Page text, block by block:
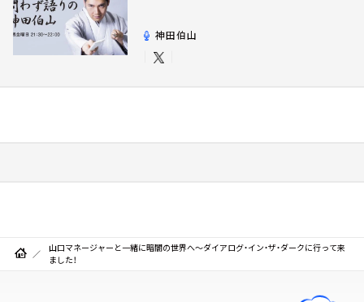
神田伯山
山口マネージャーと一緒に暗闇の世界へ～ダイアログ・イン・ザ・ダークに行って来
ました！